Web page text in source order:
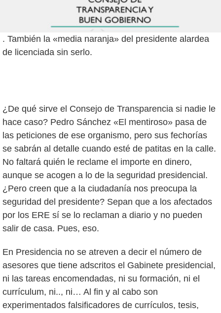
. También la «media naranja» del presidente alardea
de licenciada sin serlo.
¿De qué sirve el Consejo de Transparencia si nadie le
hace caso? Pedro Sánchez «El mentiroso» pasa de
las peticiones de ese organismo, pero sus fechorías
se sabrán al detalle cuando esté de patitas en la calle.
No faltará quién le reclame el importe en dinero,
aunque se acogen a lo de la seguridad presidencial.
¿Pero creen que a la ciudadanía nos preocupa la
seguridad del presidente? Sepan que a los afectados
por los ERE sí se lo reclaman a diario y no pueden
salir de casa. Pues, eso.
En Presidencia no se atreven a decir el número de
asesores que tiene adscritos el Gabinete presidencial,
ni las tareas encomendadas, ni su formación, ni el
currículum, ni.., ni… Al fin y al cabo son
experimentados falsificadores de currículos, tesis,